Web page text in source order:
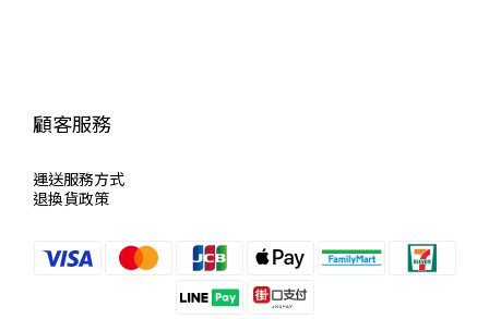
顧客服務
運送服務方式
退換貨政策